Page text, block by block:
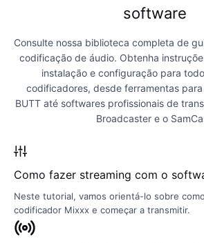
software
Consulte nossa biblioteca completa de
codificação de áudio. Obtenha
instalação e configuração para
codificadores, desde ferramentas
BUTT até softwares profissionais de
Broadcaster e o
Como fazer streaming com o
Neste tutorial, vamos orientá-lo sobre
codificador Mixxx e começar a transmitir.